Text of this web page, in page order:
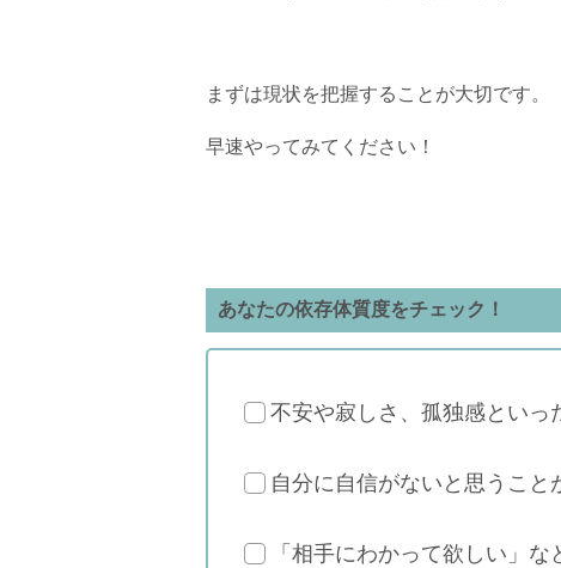
まずは現状を把握することが大切です。
早速やってみてください！
あなたの依存体質度をチェック！
不安や寂しさ、孤独感といっ
自分に自信がないと思うこと
「相手にわかって欲しい」